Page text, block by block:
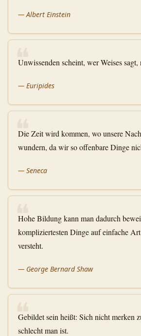
—Albert Einstein
❝
Unwissenden scheint, wer Weises
— Euripides
❝
Die Zeit wird kommen, wo unsere
wundern, da wir so offenbare Dinge
— Seneca
❝
Hohe Bildung kann man dadurch
kompliziertesten Dinge auf einfache
versteht.
— George Bernard Shaw
❝
Gebildet sein heißt: Sich nicht merken
schlecht man ist.